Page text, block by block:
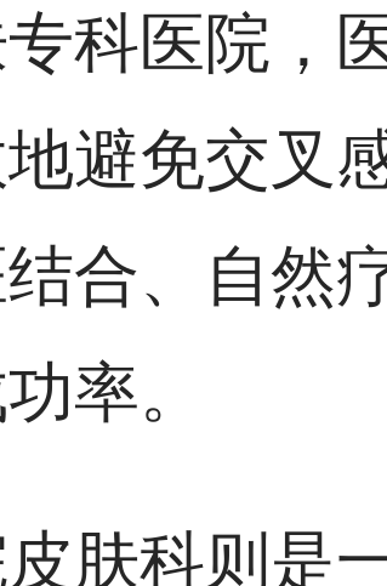
科医院，
避免交叉
合、自然
率。
肤科则是